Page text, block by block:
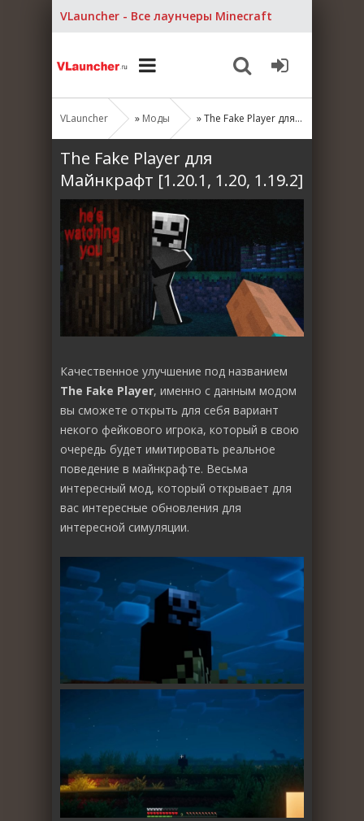
VLauncher - Все лаунчеры Minecraft
VLauncher » Моды » The Fake Player для Майнкрафт [1.20.1, 1.20, 1.19.2]
The Fake Player для
Майнкрафт [1.20.1, 1.20, 1.19.2]
Качественное улучшение под названием
The Fake Player, именно с данным модом
вы сможете открыть для себя вариант
некого фейкового игрока, который в свою
очередь будет имитировать реальное
поведение в майнкрафте. Весьма
интересный мод, который открывает для
вас интересные обновления для
интересной симуляции.